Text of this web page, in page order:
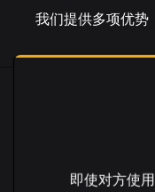
我们提供多项优势
即使对方使